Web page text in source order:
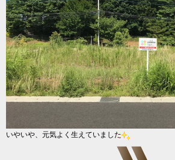
いやいや、元気よく生えていました